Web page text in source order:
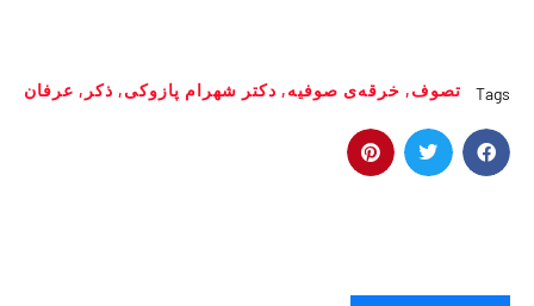
Tags تصوف, خرقه‌ی صوفیه, دکتر شهرام پازوکی, ذکر , عرفان